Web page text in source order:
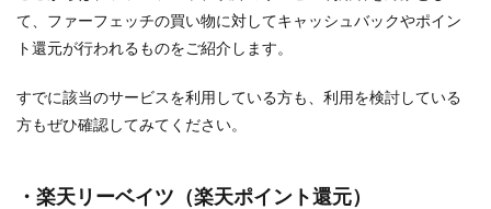
て、ファーフェッチの買い物に対してキャッシュバックやポイン
ト還元が行われるものをご紹介します。
すでに該当のサービスを利用している方も、利用を検討している
方もぜひ確認してみてください。
・楽天リーベイツ（楽天ポイント還元）